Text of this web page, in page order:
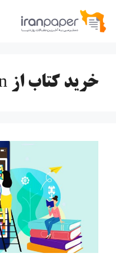
پرش
خرید کتاب از amazon